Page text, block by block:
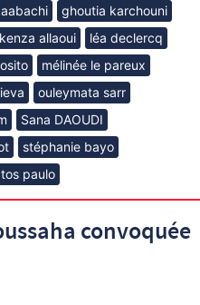
ghoutia karchouni
kenza allaoui
léa declercq
mélinée le pareux
ouleymata sarr
Sana DAOUDI
stéphanie bayo
paulo
convoquée